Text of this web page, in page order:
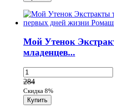
Мой Утенок
младенцев...
284
Скидка 8%